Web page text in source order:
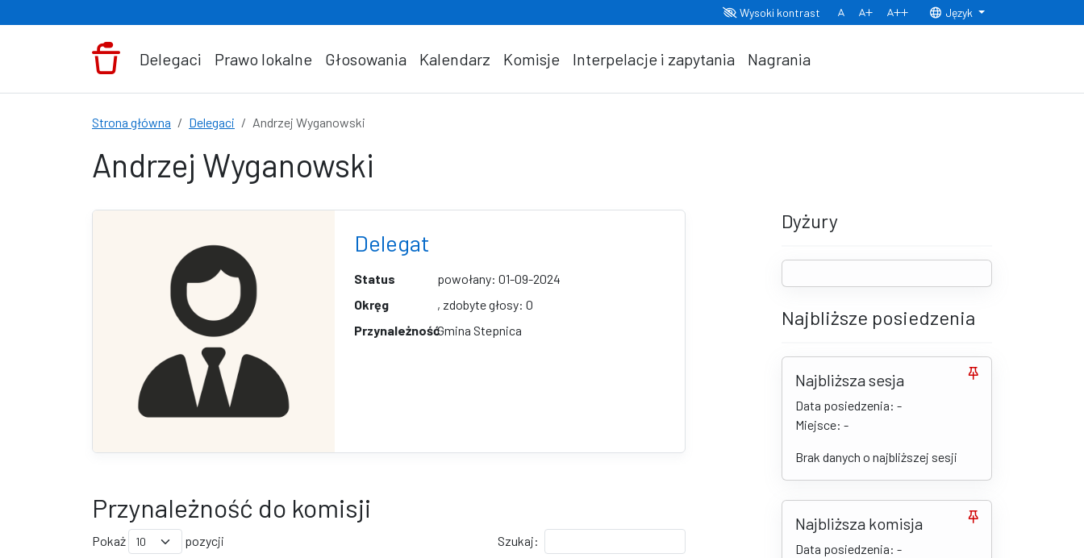
Wysoki kontrast
Normalny rozmiar czcionki
Rozmiar czcionki 150% Rozmiar czcionki 200%
Język
Delegaci Prawo lokalne Głosowania Kalendarz Komisje Interpelacje i zapytania Nagrania
Strona główna Delegaci Andrzej Wyganowski
Andrzej Wyganowski
Delegat
Status
powołany: 01-09-2024
Okręg
, zdobyte głosy: 0
PrzynależnośćGmina Stepnica
Przynależność do komisji
Pokaż pozycji Szukaj:
Dyżury
Najbliższe posiedzenia
Najbliższa sesja
Data posiedzenia: -
Miejsce: -
Brak danych o najbliższej sesji
Najbliższa komisja
Data posiedzenia: -